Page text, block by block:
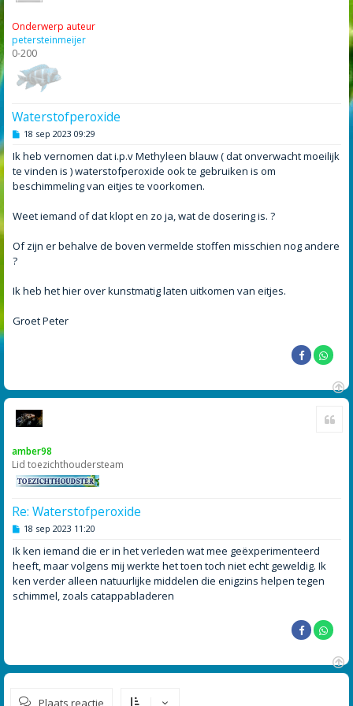
Onderwerp auteur
petersteinmeijer
0-200
Waterstofperoxide
B
r
c
h
18 sep 2023 09:29
Ik heb vernomen dat i.p.v Methyleen blauw ( dat onverwacht moeilijk
te vinden is ) waterstofperoxide ook te gebruiken is om
beschimmeling van eitjes te voorkomen.
Weet iemand of dat klopt en zo ja, wat de dosering is. ?
Of zijn er behalve de boven vermelde stoffen misschien nog andere
?
Ik heb het hier over kunstmatig laten uitkomen van eitjes.
Groet Peter
O
amber98
Lid toezichthoudersteam
Re: Waterstofperoxide
B
r
c
h
18 sep 2023 11:20
Ik ken iemand die er in het verleden wat mee geëxperimenteerd
heeft, maar volgens mij werkte het toen toch niet echt geweldig. Ik
ken verder alleen natuurlijke middelen die enigzins helpen tegen
schimmel, zoals catappabladeren
O
Plaats reactie